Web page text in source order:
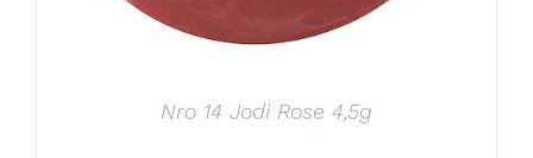
Nro 14 Jodi Rose 4,5g